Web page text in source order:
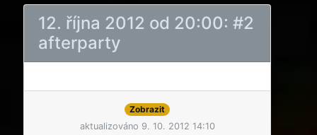
12. října 2012 od 20:00: #2
afterparty
Zobrazit
aktualizováno 9. 10. 2012 14:10